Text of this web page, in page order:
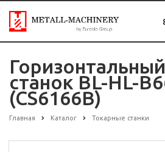
станок BL-HL-
(CS6166B)
Главная Каталог Токарные станки